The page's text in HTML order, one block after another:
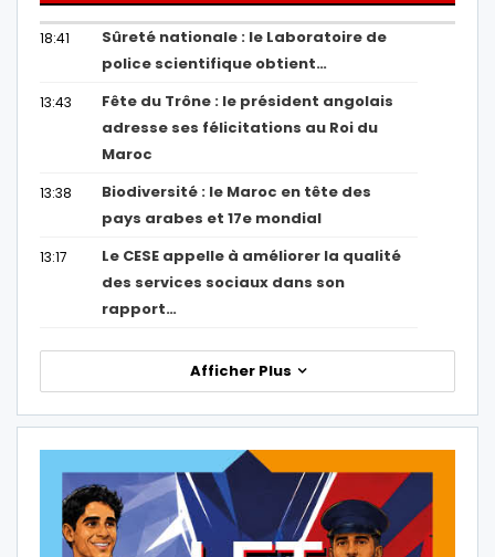
18:41
Sûreté nationale : le Laboratoire de
police scientifique obtient…
13:43
Fête du Trône : le président angolais
adresse ses félicitations au Roi du
Maroc
13:38
Biodiversité : le Maroc en tête des
pays arabes et 17e mondial
13:17
Le CESE appelle à améliorer la qualité
des services sociaux dans son
rapport…
Afficher Plus